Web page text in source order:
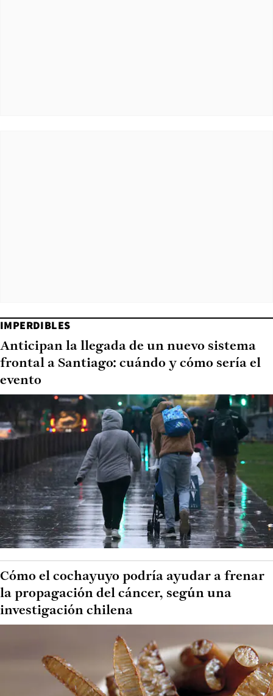
IMPERDIBLES
Anticipan la llegada de un nuevo sistema
frontal a Santiago: cuándo y cómo sería el
evento
Cómo el cochayuyo podría ayudar a frenar
la propagación del cáncer, según una
investigación chilena